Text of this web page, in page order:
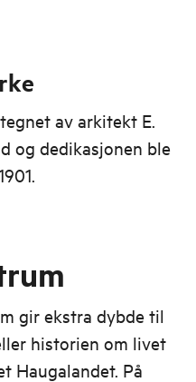
av arkitekt E.
og dedikasjonen ble
gir ekstra dybde til
historien om livet
Haugalandet. På